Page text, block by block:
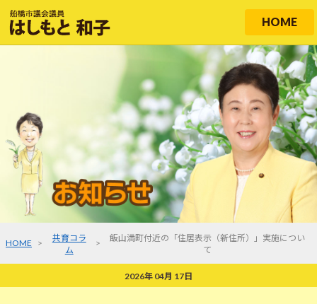
HOME
HOME >
共育コラ
ム
>
飯山満町付近の「住居表示（新住所）」実施につい
て
2026年 04月 17日